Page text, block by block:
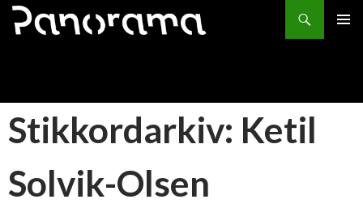
Søk
HOPP
Stikkordarkiv: Ketil
Solvik-Olsen